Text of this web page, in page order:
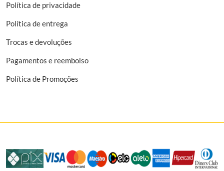
Política de privacidade
Política de entrega
Trocas e devoluções
Pagamentos e reembolso
Política de Promoções